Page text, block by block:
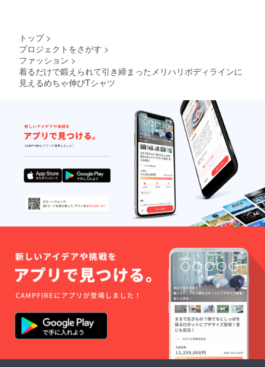
トップ >
プロジェクトをさがす >
ファッション >
着るだけで鍛えられて引き締まったメリハリボディラインに
見えるめちゃ伸びTシャツ